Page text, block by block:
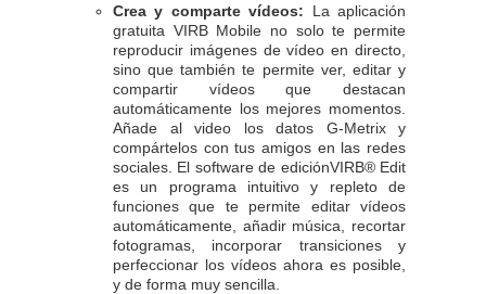
Crea y comparte vídeos: La aplicación
gratuita VIRB Mobile no solo te permite
reproducir imágenes de vídeo en directo,
sino que también te permite ver, editar y
compartir vídeos que destacan
automáticamente los mejores momentos.
Añade al video los datos G-Metrix y
compártelos con tus amigos en las redes
sociales. El software de ediciónVIRB® Edit
es un programa intuitivo y repleto de
funciones que te permite editar vídeos
automáticamente, añadir música, recortar
fotogramas, incorporar transiciones y
perfeccionar los vídeos ahora es posible,
y de forma muy sencilla.